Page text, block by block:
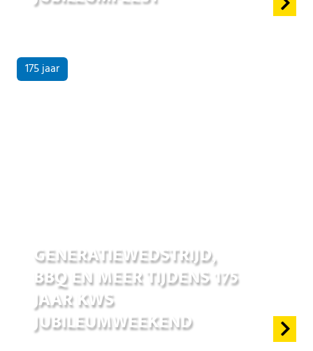
175 jaar
GENERATIEWEDSTRIJD,
BBQ EN MEER TIJDENS 175
JAAR KWS
JUBILEUMWEEKEND